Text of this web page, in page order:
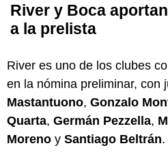
River y Boca
a la prelista
River es uno de los clubes
en la nómina preliminar, con
Mastantuono, Gonzalo
Quarta, Germán Pezzella,
Moreno y Santiago Beltrán.